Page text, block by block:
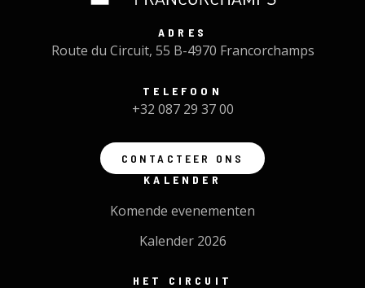
ADRES
Route du Circuit, 55 B-4970 Francorchamps
TELEFOON
+32 087 29 37 00
CONTACTEER ONS
KALENDER
Komende evenementen
Kalender 2026
HET CIRCUIT